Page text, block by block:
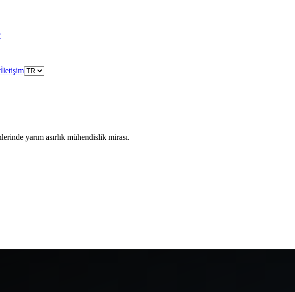
İletişim
yarım asırlık mühendislik mirası.